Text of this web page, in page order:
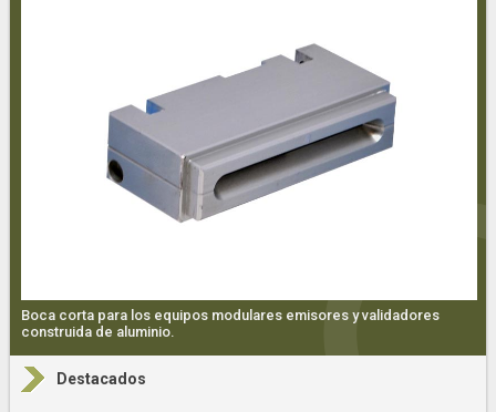
Boca corta para los equipos modulares emisores y validadores
construida de aluminio.
Destacados